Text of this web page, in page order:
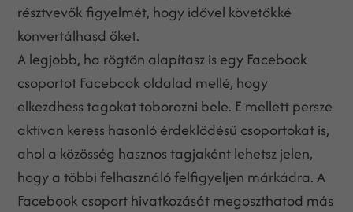
résztvevők figyelmét, hogy idővel követőkké
konvertálhasd őket.
A legjobb, ha rögtön alapítasz is egy Facebook
csoportot Facebook oldalad mellé, hogy
elkezdhess tagokat toborozni bele. E mellett persze
aktívan keress hasonló érdeklődésű csoportokat is,
ahol a közösség hasznos tagjaként lehetsz jelen,
hogy a többi felhasználó felfigyeljen márkádra. A
Facebook csoport hivatkozását megoszthatod más